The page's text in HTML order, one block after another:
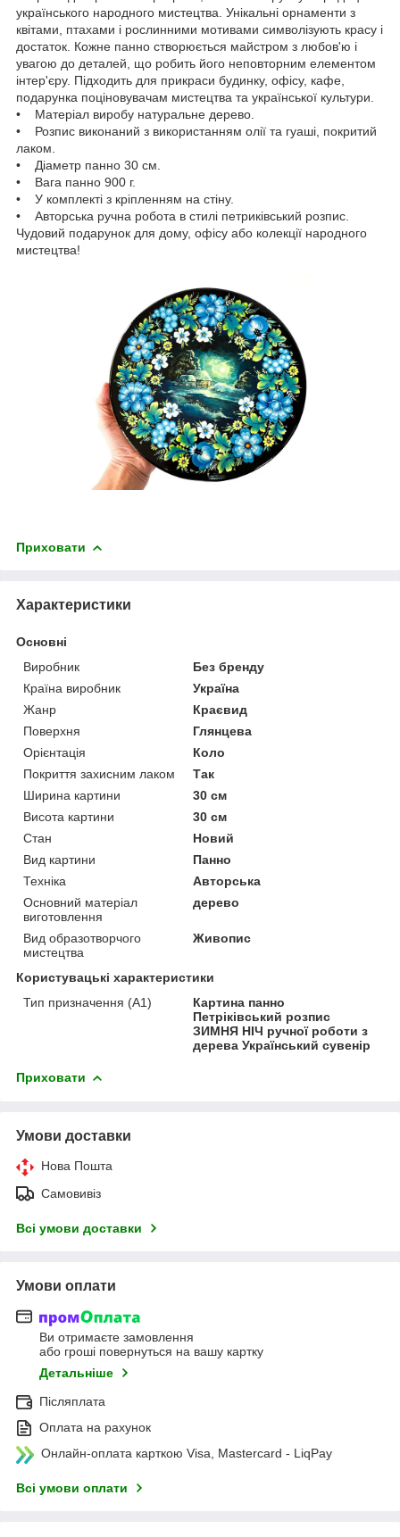
українського народного мистецтва. Унікальні орнаменти з
квітами, птахами і рослинними мотивами символізують красу і
достаток. Кожне панно створюється майстром з любов'ю і
увагою до деталей, що робить його неповторним елементом
інтер'єру. Підходить для прикраси будинку, офісу, кафе,
подарунка поціновувачам мистецтва та української культури.
• Матеріал виробу натуральне дерево.
• Розпис виконаний з використанням олії та гуаші, покритий
лаком.
• Діаметр панно 30 см.
• Вага панно 900 г.
• У комплекті з кріпленням на стіну.
• Авторська ручна робота в стилі петриківський розпис.
Чудовий подарунок для дому, офісу або колекції народного
мистецтва!
Приховати
Характеристики
Основні
Виробник
Без бренду
Країна виробник
Україна
Жанр
Краєвид
Поверхня
Глянцева
Орієнтація
Коло
Покриття захисним лаком
Так
Ширина картини
30 см
Висота картини
30 см
Стан
Новий
Вид картини
Панно
Техніка
Авторська
Основний матеріал
виготовлення
дерево
Вид образотворчого
мистецтва
Живопис
Користувацькі характеристики
Тип призначення (А1)
Картина панно
Петріківський розпис
ЗИМНЯ НІЧ ручної роботи з
дерева Український сувенір
Приховати
Умови доставки
Нова Пошта
Самовивіз
Всі умови доставки
Умови оплати
Ви отримаєте замовлення
або гроші повернуться на вашу картку
Детальніше
Післяплата
Оплата на рахунок
Онлайн-оплата карткою Visa, Mastercard - LiqPay
Всі умови оплати